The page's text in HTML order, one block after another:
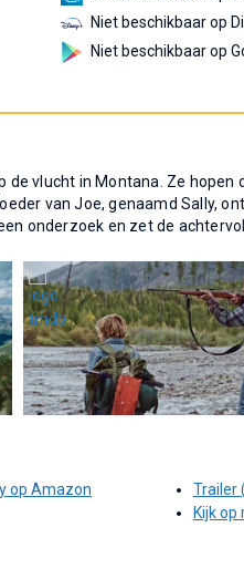
Niet beschikbaar op
Niet beschikbaar op
vlucht in Montana. Ze
van Joe, genaamd Sally,
onderzoek en zet de
op Amazon
Trailer
Kijk